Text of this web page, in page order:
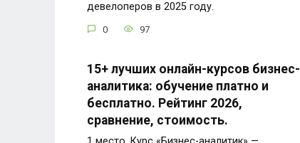
девелоперов в 2025 году.
0 97
15+ лучших онлайн-курсов бизнес-
аналитика: обучение платно и
бесплатно. Рейтинг 2026,
сравнение, стоимость.